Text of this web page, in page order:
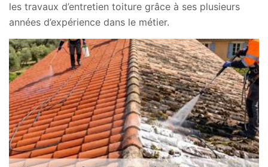
les travaux d’entretien toiture grâce à ses plusieurs
années d’expérience dans le métier.